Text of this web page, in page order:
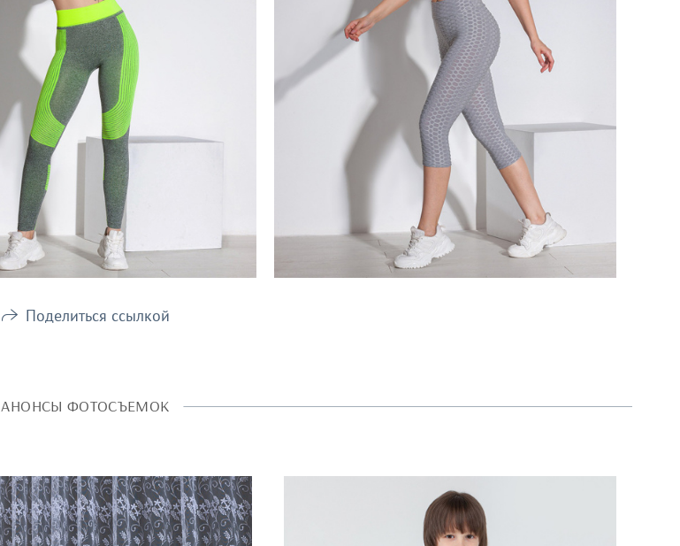
Поделиться ссылкой
АНОНСЫ ФОТОСЪЕМОК